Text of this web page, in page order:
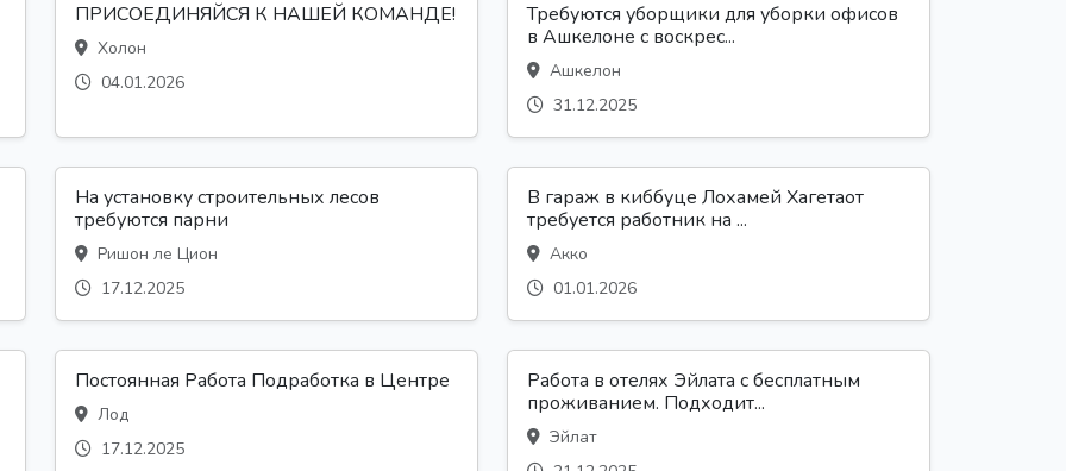
ПРИСОЕДИНЯЙСЯ К НАШЕЙ КОМАНДЕ!
Холон
04.01.2026
Требуются уборщики для уборки офисов
в Ашкелоне с воскрес...
Ашкелон
31.12.2025
На установку строительных лесов
требуются парни
Ришон ле Цион
17.12.2025
В гараж в киббуце Лохамей Хагетаот
требуется работник на ...
Акко
01.01.2026
Постоянная Работа Подработка в Центре
Лод
17.12.2025
Работа в отелях Эйлата с бесплатным
проживанием. Подходит...
Эйлат